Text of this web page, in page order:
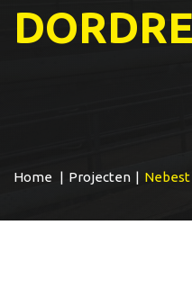
Home | Projecten |